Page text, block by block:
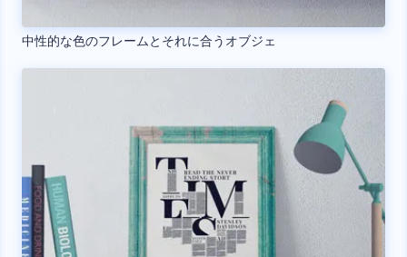
中性的な色のフレームとそれに合うオブジェ